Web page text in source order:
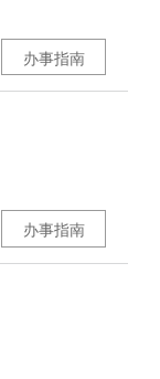
办事指南
办事指南